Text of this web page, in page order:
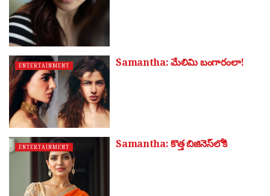
ENTERTAINMENT Samantha: మేలిమి బంగారంలా!
ENTERTAINMENT Samantha: కొత్త బిజినెస్‌లోకి